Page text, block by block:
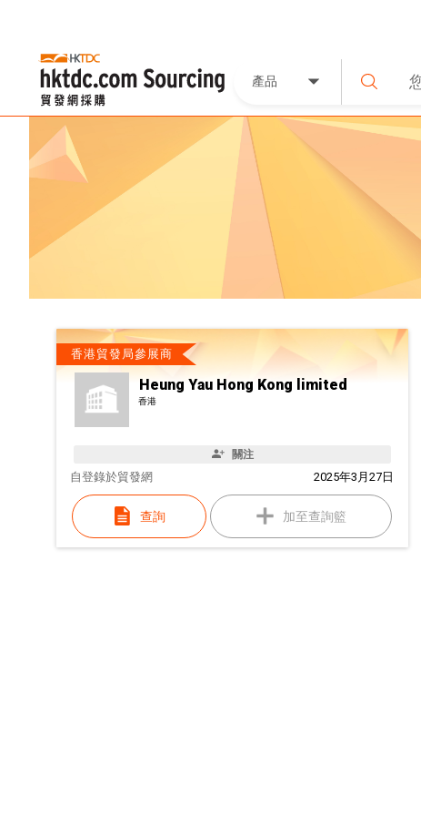
產品
香港貿發局參展商
Heung Yau Hong Kong limited
香港
關注
自 2025年3月27日
登錄於貿發網
查詢 加至查詢籃